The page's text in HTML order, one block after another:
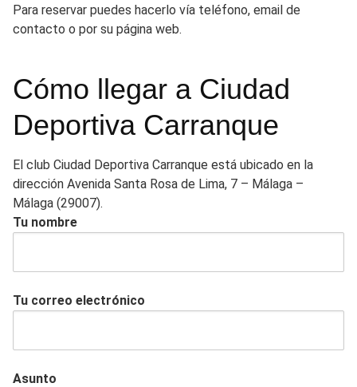
Para reservar puedes hacerlo vía teléfono, email de
contacto o por su página web.
Cómo llegar a Ciudad
Deportiva Carranque
El club Ciudad Deportiva Carranque está ubicado en la
dirección Avenida Santa Rosa de Lima, 7 – Málaga –
Málaga (29007).
Tu nombre
Tu correo electrónico
Asunto